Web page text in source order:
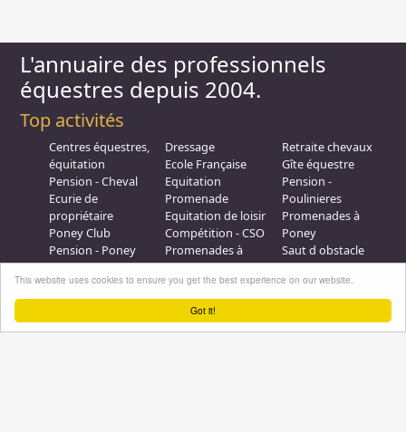
Got it!
This website uses cookies to ensure you get the best experience on our website.
L'annuaire des professionnels
équestres depuis 2004.
Top activités
Centres équestres,
équitation
Pension - Cheval
Ecurie de
propriétaire
Poney Club
Pension - Poney
Débourrage
Elevage
Dressage
Ecole Française
Equitation
Promenade
Equitation de loisir
Compétition - CSO
Promenades à
Cheval
Galops - Equitation
Retraite chevaux
Gîte équestre
Pension -
Poulinieres
Promenades à
Poney
Saut d obstacle
Relais étape
Plus d'infos
Professionnel équestre, Inscrivez-vous !